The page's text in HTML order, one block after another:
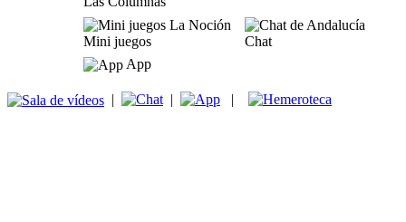
Mini juegos
Chat
App
| | |